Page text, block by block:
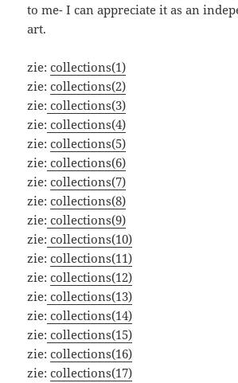
to me- I can appreciate it as an
art.
zie:collections(1)
zie:collections(2)
zie: collections(3)
zie: collections(4)
zie:collections(5)
zie: collections(6)
zie:collections(7)
zie:collections(8)
zie: collections(9)
zie: collections(10)
zie:collections(11)
zie:collections(12)
zie: collections(13)
zie: collections(14)
zie: collections(15)
zie:collections(16)
zie:collections(17)